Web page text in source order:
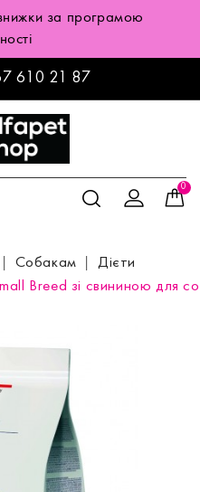
знижки за програмою
610 21 87
0
Собакам
Дієти
Breed зі свининою для